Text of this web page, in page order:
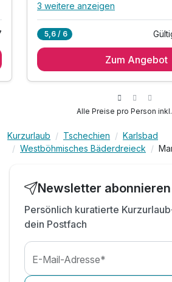
Zusatznächte
Für 4 Tage
Penthouse
2 Erwachsene
Alle Inklusivleistungen
2 x leckeres Frühstück im
inkl. 20 % Rabatt Golfplatz des
gegen Gebühr: Lademöglichkeit
Elektrofahrzeuge
3 weitere anzeigen
5,6 / 6
Zum Angebot
Alle Preise pro Person
Kurzurlaub Tschechien
Karlsbad
Westböhmisches Bäderdreieck
Newsletter abonnieren
Persönlich kuratierte
dein Postfach
E-Mail-Adresse*